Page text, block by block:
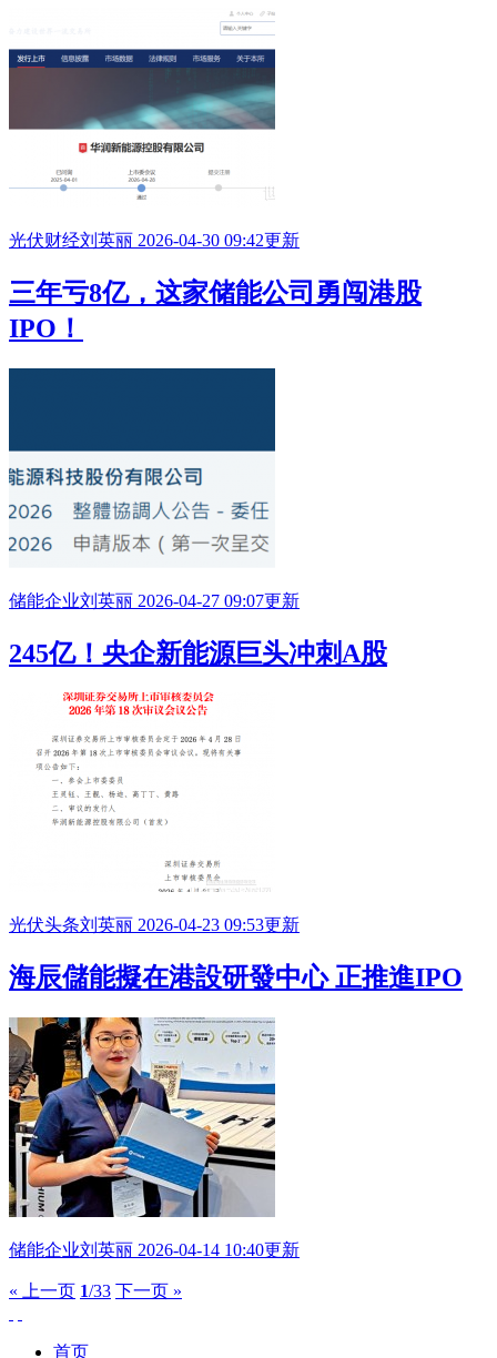
光伏财经刘英丽 2026-04-30 09:42更新
三年亏8亿，这家储能公司勇闯港股
IPO ！
储能企业刘英丽 2026-04-27 09:07更新
245亿！央企新能源巨头冲刺A股
光伏头条刘英丽 2026-04-23 09:53更新
海辰儲能擬在港設研發中心 正推進IPO
储能企业刘英丽 2026-04-14 10:40更新
« 上一页 1/33 下一页 »
首页